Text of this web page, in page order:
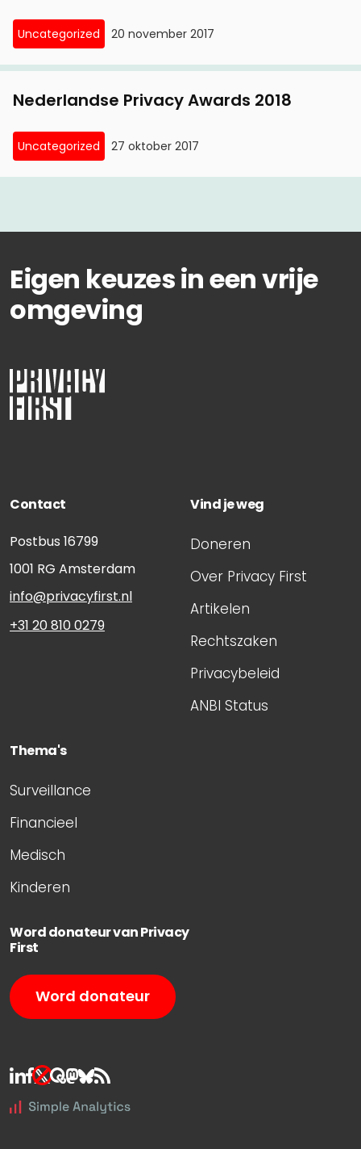
Uncategorized 20 november 2017
Nederlandse Privacy Awards 2018
Uncategorized 27 oktober 2017
Eigen keuzes in een vrije
omgeving
Contact
Postbus 16799
1001 RG Amsterdam
info@privacyfirst.nl
+31 20 810 0279
Vind je weg
Doneren
Over Privacy First
Artikelen
Rechtszaken
Privacybeleid
ANBI Status
Thema's
Surveillance
Financieel
Medisch
Kinderen
Word donateur van Privacy
First
Word donateur